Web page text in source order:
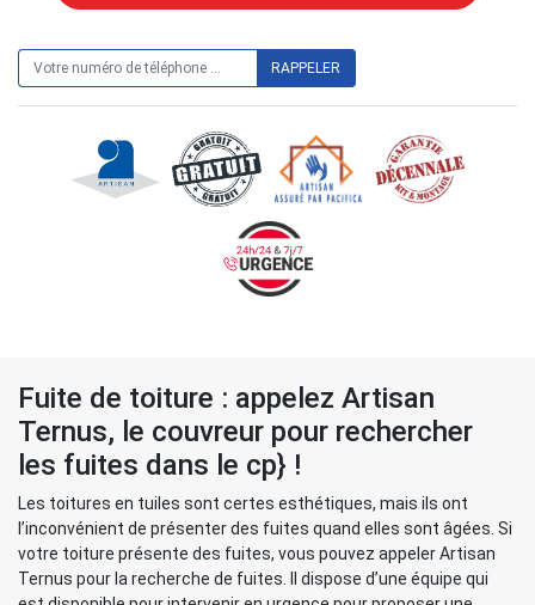
Fuite de toiture : appelez Artisan
Ternus, le couvreur pour rechercher
les fuites dans le cp} !
Les toitures en tuiles sont certes esthétiques, mais ils ont
l’inconvénient de présenter des fuites quand elles sont âgées. Si
votre toiture présente des fuites, vous pouvez appeler Artisan
Ternus pour la recherche de fuites. Il dispose d’une équipe qui